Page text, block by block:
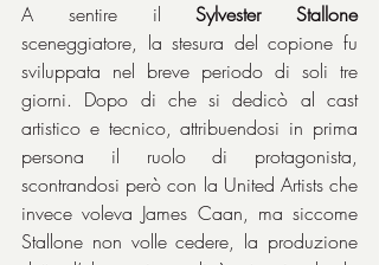
A sentire il Sylvester Stallone
sceneggiatore, la stesura del copione fu
sviluppata nel breve periodo di soli tre
giorni. Dopo di che si dedicò al cast
artistico e tecnico, attribuendosi in prima
persona il ruolo di protagonista,
scontrandosi però con la United Artists che
invece voleva James Caan, ma siccome
Stallone non volle cedere, la produzione